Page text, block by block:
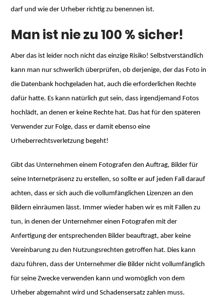
darf und wie der Urheber richtig zu benennen ist.
Man ist nie zu 100 % sicher!
Aber das ist leider noch nicht das einzige Risiko! Selbstverständlich
kann man nur schwerlich überprüfen, ob derjenige, der das Foto in
die Datenbank hochgeladen hat, auch die erforderlichen Rechte
dafür hatte. Es kann natürlich gut sein, dass irgendjemand Fotos
hochlädt, an denen er keine Rechte hat. Das hat für den späteren
Verwender zur Folge, dass er damit ebenso eine
Urheberrechtsverletzung begeht!
Gibt das Unternehmen einem Fotografen den Auftrag, Bilder für
seine Internetpräsenz zu erstellen, so sollte er auf jeden Fall darauf
achten, dass er sich auch die vollumfänglichen Lizenzen an den
Bildern einräumen lässt. Immer wieder haben wir es mit Fällen zu
tun, in denen der Unternehmer einen Fotografen mit der
Anfertigung der entsprechenden Bilder beauftragt, aber keine
Vereinbarung zu den Nutzungsrechten getroffen hat. Dies kann
dazu führen, dass der Unternehmer die Bilder nicht vollumfänglich
für seine Zwecke verwenden kann und womöglich von dem
Urheber abgemahnt wird und Schadensersatz zahlen muss.